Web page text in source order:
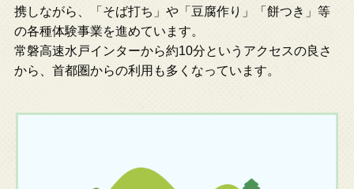
携しながら、「そば打ち」や「豆腐作り」「餅つき」等
の各種体験事業を進めています。
常磐高速水戸インターから約10分というアクセスの良さ
から、首都圏からの利用も多くなっています。